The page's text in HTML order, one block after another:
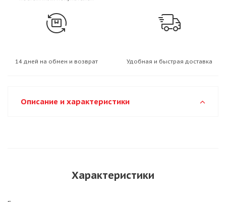
14 дней на обмен и возврат Удобная и быстрая доставка
Описание и характеристики
Характеристики